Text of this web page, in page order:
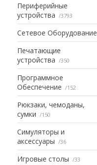
Периферийные
устройства
3793
Сетевое Оборудование
Печатающие
устройства
350
Программное
Обеспечение
152
Рюкзаки, чемоданы,
сумки
150
Симуляторы и
аксессуары
36
Игровые столы 33